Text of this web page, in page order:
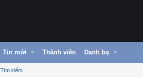
Tin mới Thành viên Danh bạ
Tìm kiếm